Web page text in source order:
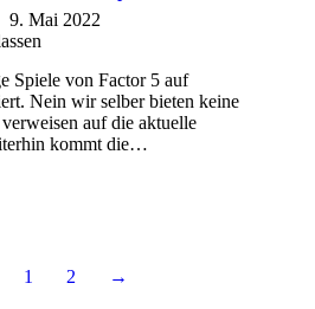
9. Mai 2022
Spiele von Factor 5 auf
Nein wir selber bieten keine
auf die aktuelle
kommt die…
1 2 →